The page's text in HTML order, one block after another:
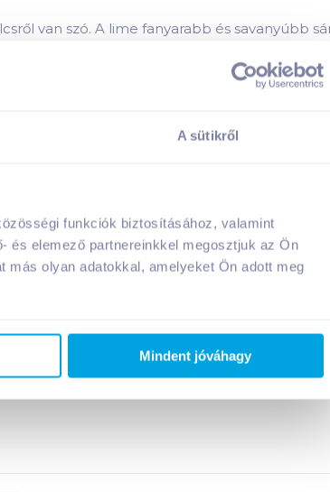
A sütikről
funkciók biztosításához, valamint
és elemező partnereinkkel megosztjuk az Ön
más olyan adatokkal, amelyeket Ön adott meg
Mindent jóváhagy
van szó. A lime fanyarabb és savanyúbb
gazdagítására használhatjuk.
összetevőként ellensúlyozhatjuk vele a
is meglocsolhatjuk vele.
gyógyhatású készítményeknek, melyeket a
hazsnálható, joghurttal és olívaolajjal
is segítheti, és enyhítheti a gyomorfájás,
számítanak. A lime 1-2 hétig